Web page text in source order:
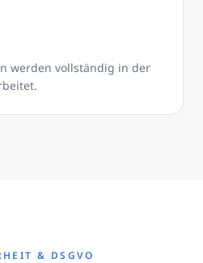
werden vollständig in der
& DSGVO